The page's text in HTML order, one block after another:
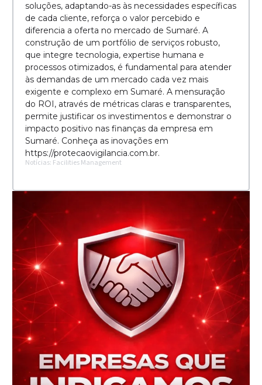
soluções, adaptando-as às necessidades específicas
de cada cliente, reforça o valor percebido e
diferencia a oferta no mercado de Sumaré. A
construção de um portfólio de serviços robusto,
que integre tecnologia, expertise humana e
processos otimizados, é fundamental para atender
às demandas de um mercado cada vez mais
exigente e complexo em Sumaré. A mensuração
do ROI, através de métricas claras e transparentes,
permite justificar os investimentos e demonstrar o
impacto positivo nas finanças da empresa em
Sumaré. Conheça as inovações em
https://protecaovigilancia.com.br.
Notícias: Facilities Management